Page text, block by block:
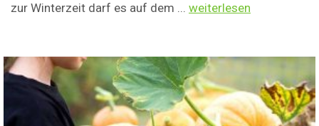
zur Winterzeit darf es auf dem ... weiterlesen